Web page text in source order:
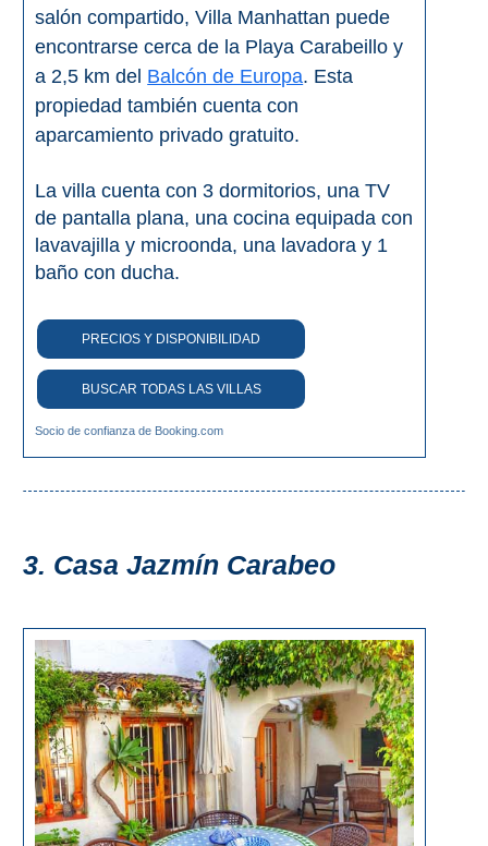
Kayak
Barranquismo
Lanchas
Bicicletas
Parapente
Tours de
Senderismo
Top 10
LOS
SITIOS
CERCANOS
Cuevas de Nerja
Caminito del Rey
salón compartido, Villa Manhattan puede
encontrarse cerca de la Playa Carabeillo y
a 2,5 km del Balcón de Europa. Esta
propiedad también cuenta con
aparcamiento privado gratuito.
La villa cuenta con 3 dormitorios, una TV
de pantalla plana, una cocina equipada con
lavavajilla y microonda, una lavadora y 1
baño con ducha.
PRECIOS Y DISPONIBILIDAD
BUSCAR TODAS LAS VILLAS
Socio de confianza de Booking.com
3. Casa Jazmín Carabeo